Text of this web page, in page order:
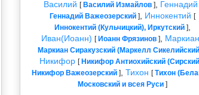
Василий [ Василий Измайлов], Геннадий
Геннадий Важеозерский ] Иннокентий [
Иннокентий (Кульчицкий), Иркутский ]
Иван(Иоанн) [ Иоанн Фрязинов ] Маркиан
Маркиан Сиракузский (Маркелл
Никифор [ Никифор Антиохийский
Никифор Важеозерский ] Тихон [Тихон
Московский и всея Руси ]